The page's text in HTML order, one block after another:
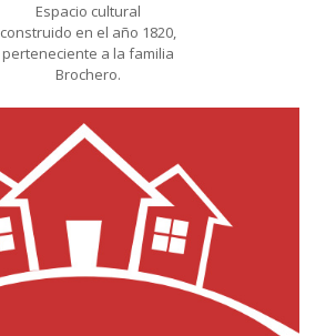
Espacio cultural
construido en el año 1820,
perteneciente a la familia
Brochero.